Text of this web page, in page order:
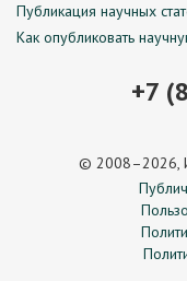
Публикация научных
Как опубликовать
+7
© 2008–2026,